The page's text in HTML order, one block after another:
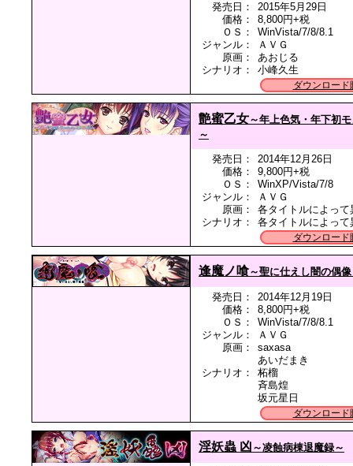
発売日：
2015年5月29日
価格：
8,800円+税
ＯＳ：
WinVista/7/8/8.1
ジャンル：
ＡＶＧ
原画：
あおじる
シナリオ：
小峰久生
ダウンロード
艶蜜乙女～年上色気・年下初
～
発売日：
2014年12月26日
価格：
9,800円+税
ＯＳ：
WinXP/Vista/7/8
ジャンル：
ＡＶＧ
原画：
各タイトルによって
シナリオ：
各タイトルによって
ダウンロード
逢魔ノ喰～聖に仕えし闇の偶
発売日：
2014年12月19日
価格：
8,800円+税
ＯＳ：
WinVista/7/8/8.1
ジャンル：
ＡＶＧ
原画：
saxasa
あいだまき
シナリオ：
柘榴
斉島煌
坂元星日
ダウンロード
淫妖蟲 凶 ～凌蝕病棟退魔録～